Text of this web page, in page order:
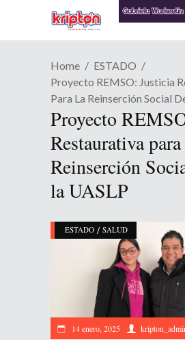
Home
ESTADO
Proyecto REMSO: Justicia
Para La Reinserción Social
Proyecto
Restaurativa
Reinserción
la UASLP
ESTADO / SALUD
14 enero, 2025